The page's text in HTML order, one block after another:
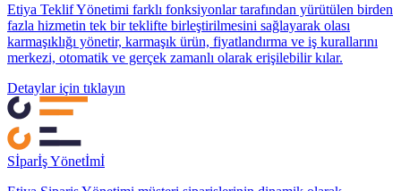
Etiya Teklif Yönetimi farklı fonksiyonlar tarafından yürütülen birden
fazla hizmetin tek bir teklifte birleştirilmesini sağlayarak olası
karmaşıklığı yönetir, karmaşık ürün, fiyatlandırma ve iş kurallarını
merkezi, otomatik ve gerçek zamanlı olarak erişilebilir kılar.
Detaylar için tıklayın
Sİparİş Yönetİmİ